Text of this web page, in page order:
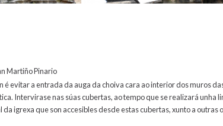
Martiño Pinario
é evitar a entrada da auga da choiva cara ao interior dos muros
Intervirase nas súas cubertas, ao tempo que se realizará unha
igrexa que son accesibles desde estas cubertas, xunto a outras